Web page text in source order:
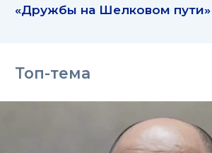
«Дружбы на Шелковом пути»
Топ-тема